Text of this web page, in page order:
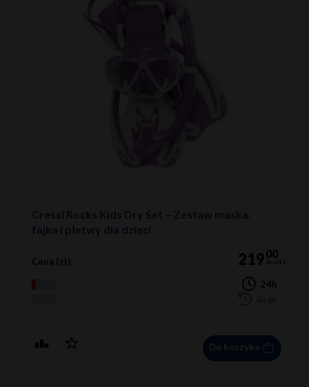
Cressi Rocks Kids Dry Set – Zestaw maska,
fajka i płetwy dla dzieci
Cena (zł): 21900
brutto
24h
Do koszyka